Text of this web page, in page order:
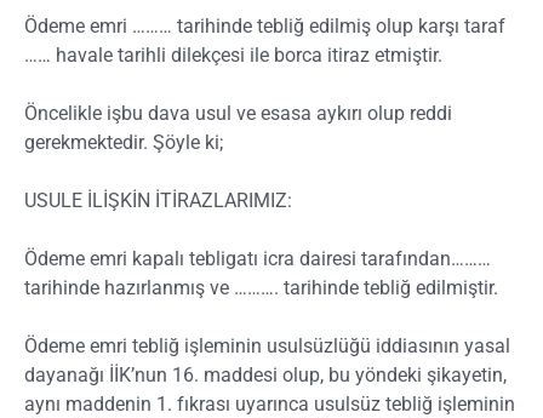
Ödeme emri ……… tarihinde tebliğ edilmiş olup karşı taraf
…… havale tarihli dilekçesi ile borca itiraz etmiştir.
Öncelikle işbu dava usul ve esasa aykırı olup reddi
gerekmektedir. Şöyle ki;
USULE İLİŞKİN İTİRAZLARIMIZ:
Ödeme emri kapalı tebligatı icra dairesi tarafından………
tarihinde hazırlanmış ve ………. tarihinde tebliğ edilmiştir.
Ödeme emri tebliğ işleminin usulsüzlüğü iddiasının yasal
dayanağı İİK’nun 16. maddesi olup, bu yöndeki şikayetin,
aynı maddenin 1. fıkrası uyarınca usulsüz tebliğ işleminin